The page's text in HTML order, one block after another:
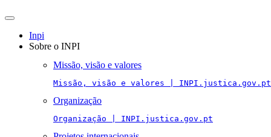
Toggle
navigation
Inpi
Sobre o INPI
Missão, visão e valores
Missão, visão e valores | INPI.justica.gov.pt
Organização
Organização | INPI.justica.gov.pt